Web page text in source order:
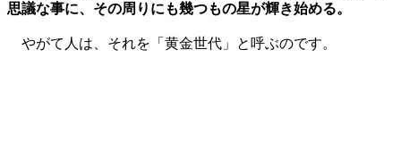
思議な事に、その周りにも幾つもの星が輝き始める。
やがて人は、それを「黄金世代」と呼ぶのです。